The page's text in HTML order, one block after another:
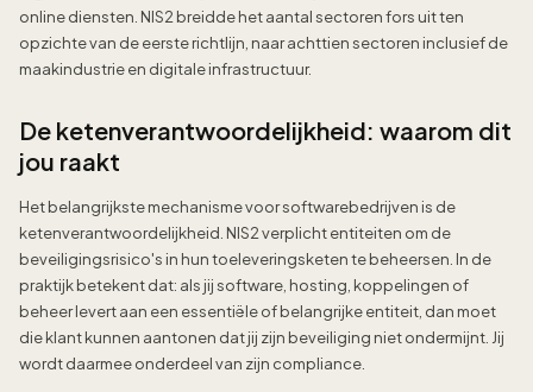
online diensten. NIS2 breidde het aantal sectoren fors uit ten
opzichte van de eerste richtlijn, naar achttien sectoren inclusief de
maakindustrie en digitale infrastructuur.
De ketenverantwoordelijkheid: waarom dit
jou raakt
Het belangrijkste mechanisme voor softwarebedrijven is de
ketenverantwoordelijkheid. NIS2 verplicht entiteiten om de
beveiligingsrisico's in hun toeleveringsketen te beheersen. In de
praktijk betekent dat: als jij software, hosting, koppelingen of
beheer levert aan een essentiële of belangrijke entiteit, dan moet
die klant kunnen aantonen dat jij zijn beveiliging niet ondermijnt. Jij
wordt daarmee onderdeel van zijn compliance.